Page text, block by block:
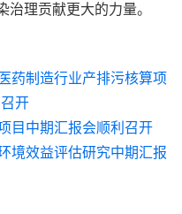
治理贡献更大的力量。
药制造行业产排污核算项
开
目中期汇报会顺利召开
效益评估研究中期汇报